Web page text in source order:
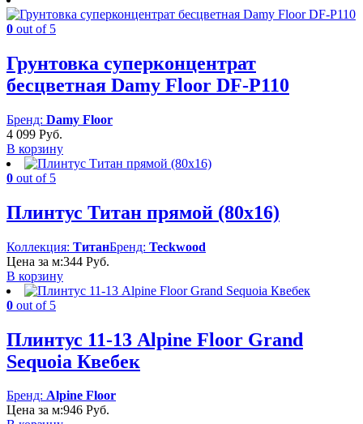
0 out of 5
Грунтовка суперконцентрат
бесцветная Damy Floor DF-P110
Бренд: Damy Floor
4 099 Руб.
В корзину
0 out of 5
Плинтус Титан прямой (80х16)
Коллекция: ТитанБренд: Teckwood
Цена за м:344 Руб.
В корзину
0 out of 5
Плинтус 11-13 Alpine Floor Grand
Sequoia Квебек
Бренд: Alpine Floor
Цена за м:946 Руб.